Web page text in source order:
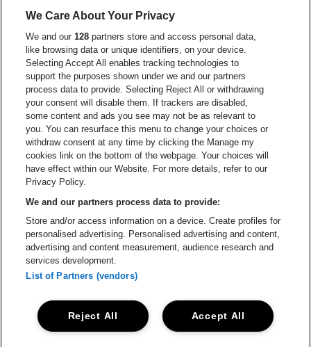
Visitez le site de Europcar
Visitez le site
Visitez le site de Coca-Cola
Visitez le site de Red Bull
Visitez le
Visitez le site de Champagne Pommery
Visitez le site de Le
Visitez le site de Le logo Lillet en
Visitez le site de
Visitez le site
Visitez le
Capitole Gent fait partie debe•at
Capitole Gent
Graaf Van Vlaanderenplein 5, 9000 Gand
Be-At Venues
Schijnpoortweg 119, 2170 Anvers
BTW (BE) 0461.051.688 - RPR Antwerpen
BNP Paribas Fortis - IBAN: BE93 2200 4925 0067 - BIC:
GEBABEBB
ProclaimerCookiesManage my cookiesPrivacy
We Care About Your Privacy
We and our128 partners store and access personal data,
like browsing data or unique identifiers, on your device.
Selecting Accept All enables tracking technologies to
support the purposes shown under we and our partners
process data to provide. Selecting Reject All or withdrawing
your consent will disable them. If trackers are disabled,
some content and ads you see may not be as relevant to
you. You can resurface this menu to change your choices or
withdraw consent at any time by clicking the Manage my
cookies link on the bottom of the webpage. Your choices will
have effect within our Website. For more details, refer to our
Privacy Policy.
We and our partners process data to provide:
Store and/or access information on a device. Create profiles for
personalised advertising. Personalised advertising and content,
advertising and content measurement, audience research and
services development.
List of Partners (vendors)
Accept All
Reject All